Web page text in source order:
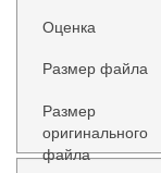
Оценка
Размер файла
Размер
оригинального
файла